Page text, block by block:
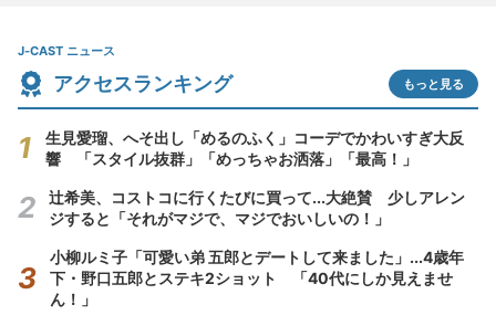
J-CAST ニュース
アクセスランキング もっと見る
生見愛瑠、へそ出し「めるのふく」コーデでかわいすぎ大反
響 「スタイル抜群」「めっちゃお洒落」「最高！」
辻希美、コストコに行くたびに買って...大絶賛 少しアレン
ジすると「それがマジで、マジでおいしいの！」
小柳ルミ子「可愛い弟 五郎とデートして来ました」...4歳年
下・野口五郎とステキ2ショット 「40代にしか見えませ
ん！」